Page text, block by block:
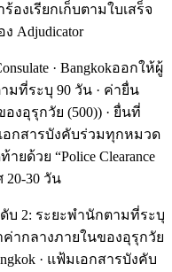
องเรียกเก็บตามใบเสร็จ
Adjudicator
· Bangkokออกให้ผู้
มที่ระบุ 90 วัน · ค่ายื่น
งอุรุกวัย (500)) · ยื่นที่
เอกสารบังคับร่วมทุกหมวด
ยด้วย “Police Clearance
20-30 วัน
ดับ 2: ระยะพำนักตามที่ระบุ
ค่ากลางภายในของอุรุกวัย
· แฟ้มเอกสารบังคับ